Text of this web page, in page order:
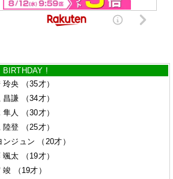
BIRTHDAY !
玲央
（35才）
昌謙
（34才）
隼人
（30才）
陸登
（25才）
ンジュン
（20才）
颯太
（19才）
竣
（19才）